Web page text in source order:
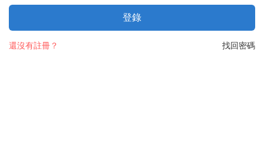
登錄
找回密碼
還沒有註冊？